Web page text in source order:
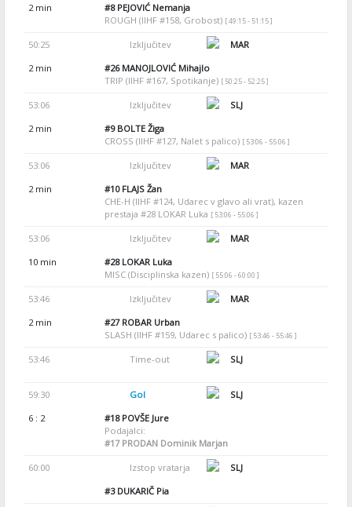
2 min
#8PEJOVIĆ Nemanja
ROUGH (IIHF #158, Grobost) [ 49:15 - 51:15 ]
50:25 Izključitev
MAR
2 min
#26MANOJLOVIĆ Mihajlo
TRIP (IIHF #167, Spotikanje) [ 50:25 - 52:25 ]
53:06 Izključitev
SLJ
2 min
#9BOLTE Žiga
CROSS (IIHF #127, Nalet s palico) [ 53:06 - 55:06 ]
53:06 Izključitev
MAR
2 min
#10FLAJS Žan
CHE-H (IIHF #124, Udarec v glavo ali vrat), kazen
prestaja #28 LOKAR Luka [ 53:06 - 55:06 ]
53:06 Izključitev
MAR
10 min
#28LOKAR Luka
MISC (Disciplinska kazen) [ 55:06 - 60:00 ]
53:46 Izključitev
MAR
2 min
#27ROBAR Urban
SLASH (IIHF #159, Udarec s palico) [ 53:46 - 55:46 ]
53:46 Time-out SLJ
59:30 Gol
SLJ
6 : 2
#18POVŠE Jure
Podajalci:
#17PRODAN Dominik Marjan
60:00 Izstop vratarja
SLJ
#3DUKARIČ Pia